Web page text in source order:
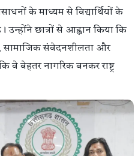
के माध्यम से विद्यार्थियों के
उन्होंने छात्रों से आह्वान किया कि
सामाजिक संवेदनशीलता और
वे बेहतर नागरिक बनकर राष्ट्र